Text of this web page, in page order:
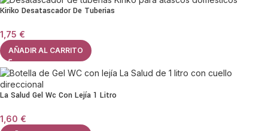
Kiriko Desatascador De Tuberias
1,75 €
AÑADIR AL CARRITO
La Salud Gel Wc Con Lejía 1 Litro
1,60 €